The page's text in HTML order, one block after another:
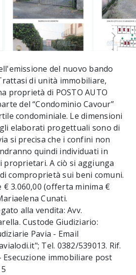
del nuovo bando
di unità immobiliare,
proprietà di POSTO AUTO
del “Condominio Cavour”
condominiale. Le dimensioni
elaborati progettuali sono di
si precisa che i confini non
quindi individuati in
proprietari. A ciò si aggiunga
comproprietà sui beni comuni.
3.060,00 (offerta minima €
Cunati.
alla vendita: Avv.
Custode Giudiziario:
Pavia - Email
Tel. 0382/539013. Rif.
Esecuzione immobiliare post